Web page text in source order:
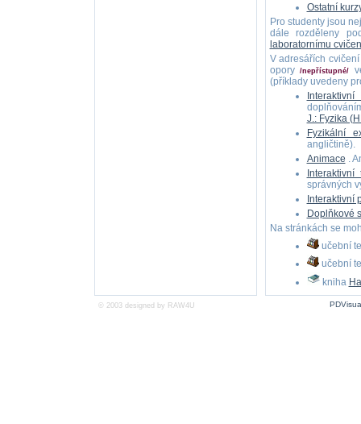
Ostatní
Pro studenty jsou
dále rozděleny
laboratornímu
V adresářích
opory/nepřístupné/
(příklady uvedeny
J.: Fyzika
Fyzikální
angličtině).
Animace .
Interaktivní
správných
Interaktivní
Doplňkové
Na stránkách se
učební
učební
kniha
© 2003 designed by RAW4U